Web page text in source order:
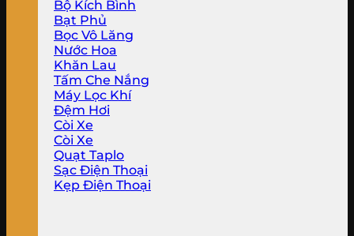
Bộ Kích Bình
Bạt Phủ
Bọc Vô Lăng
Nước Hoa
Khăn Lau
Tấm Che Nắng
Máy Lọc Khí
Đệm Hơi
Còi Xe
Còi Xe
Quạt Taplo
Sạc Điện Thoại
Kẹp Điện Thoại